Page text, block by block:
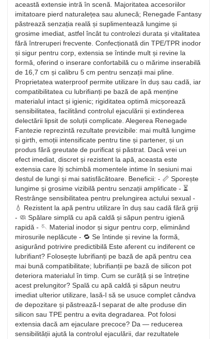
această extensie intră în scenă. Majoritatea accesoriilor
imitatoare pierd naturalețea sau alunecă; Renegade Fantasy
păstrează senzația reală și suplimentează lungime și
grosime imediat, astfel încât tu controlezi durata și vitalitatea
fără întreruperi frecvente. Confecționată din TPE/TPR inodor
și sigur pentru corp, extensia se întinde mult și revine la
formă, oferind o inserare confortabilă cu o mărime inserabilă
de 16,7 cm și calibru 5 cm pentru senzații mai pline.
Proprietatea waterproof permite utilizare în duș sau cadă, iar
compatibilitatea cu lubrifianți pe bază de apă menține
materialul intact și igienic; rigiditatea optimă micșorează
sensibilitatea, facilitând controlul ejaculării și extinderea
delectării lipsit de soluții complicate. Alegerea Renegade
Fantezie reprezintă rezultate previzibile: mai multă lungime
și girth, emoții intensificate pentru tine și partener, și un
produs fără greutate de purificat și păstrat. Dacă vrei un
efect imediat, discret și rezistent la apă, aceasta este
extensia care îți schimbă momentele intime în sesiuni mai
destul de lungi și mai satisfăcătoare. Beneficii: - 📏 Sporește
lungime și grosime vizibilă pentru senzații amplificate - ⏳
Restrânge sensibilitatea pentru prelungirea actului sexual -
💧 Rezistent la apă pentru utilizare în duș sau cadă fără griji
- 🧼 Spălare simplă cu apă caldă și săpun pentru igienă
rapidă - 🪡 Material inodor și sigur pentru corp, eliminând
mirosurile neplăcute - 🔁 Se întinde și revine la formă,
asigurând potrivire predictibilă Este aferent cu indiferent ce
lubrifiant? Folosește lubrifianți pe bază de apă pentru cea
mai bună compatibilitate; lubrifianții pe bază de silicon pot
deteriora materialul în timp. Cum se curăță și se întreține
acest prelungitor? Spală cu apă caldă și săpun neutru
imediat ulterior utilizare, lasă-l să se usuce complet cândva
de depozitare și păstrează-l separat de alte produse din
silicon sau TPE pentru a evita degradarea. Pot folosi
extensia dacă am ejaculare precoce? Da — reducerea
sensibilității ajută la controlul ejaculării, dar rezultatele